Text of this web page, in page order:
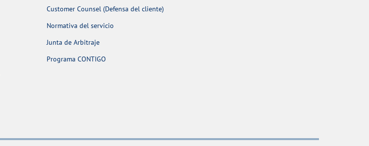
Customer Counsel (Defensa del cliente)
Normativa del servicio
Junta de Arbitraje
Programa CONTIGO